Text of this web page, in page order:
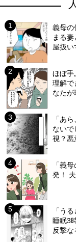
義母の
まる
屋扱い
ほぼ手
理解で
なたが
「あ
ない
視？悪
「義
発！
「う
睡眠3
反撃な